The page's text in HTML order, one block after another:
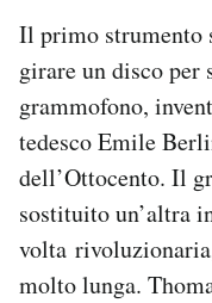
Il primo strumento
girare un disco per
grammofono,
tedesco Emile
dell’Ottocento. Il
sostituito un’altra
volta
molto lunga.